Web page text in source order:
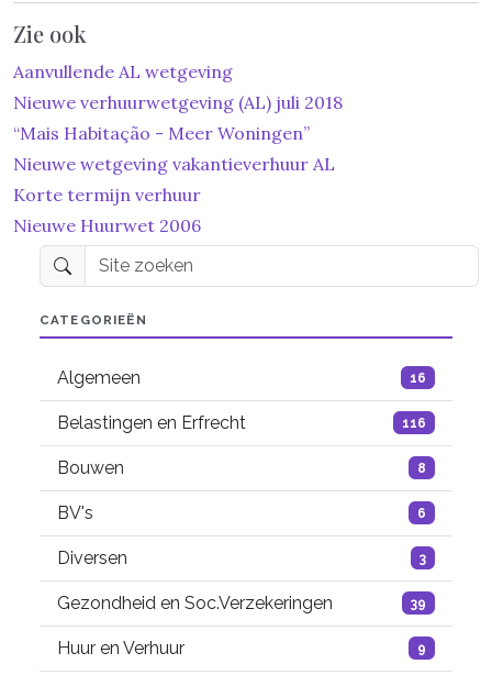
Zie ook
Aanvullende AL wetgeving
Nieuwe verhuurwetgeving (AL) juli 2018
“Mais Habitação - Meer Woningen”
Nieuwe wetgeving vakantieverhuur AL
Korte termijn verhuur
Nieuwe Huurwet 2006
CATEGORIEËN
Algemeen 16
Belastingen en Erfrecht 116
Bouwen 8
BV's 6
Diversen 3
Gezondheid en Soc.Verzekeringen 39
Huur en Verhuur 9